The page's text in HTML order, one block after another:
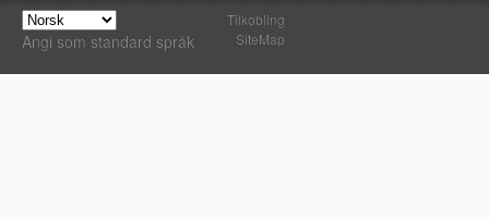
Angi som standard språk
Tilkobling
SiteMap